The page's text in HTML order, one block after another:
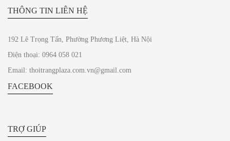
THÔNG TIN LIÊN HỆ
192 Lê Trọng Tấn, Phường Phương Liệt, Hà Nội
Điện thoại: 0964 058 021
Email: thoitrangplaza.com.vn@gmail.com
FACEBOOK
TRỢ GIÚP